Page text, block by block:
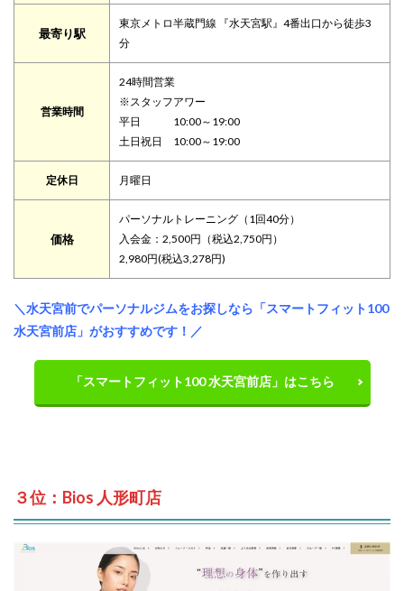
最寄り駅
東京メトロ半蔵門線 『水天宮駅』4番出口から徒歩3
分
営業時間
24時間営業
※スタッフアワー
平日 10:00～19:00
土日祝日 10:00～19:00
定休日 月曜日
価格
パーソナルトレーニング（1回40分）
入会金：2,500円（税込2,750円）
2,980円(税込3,278円)
＼水天宮前でパーソナルジムをお探しなら「スマートフィット100
水天宮前店」がおすすめです！／
「スマートフィット100 水天宮前店」はこちら
３位：Bios 人形町店